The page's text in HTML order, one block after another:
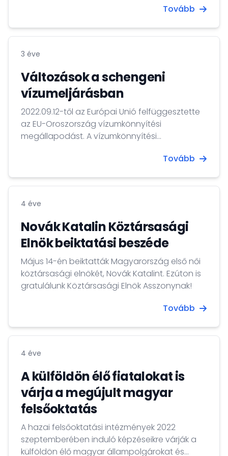
és a Nemzeti Közszolgálati Egyetem szakmai
Tovább
3 éve
Változások a schengeni
vízumeljárásban
2022.09.12-től az Európai Unió felfüggesztette
az EU-Oroszország vízumkönnyítési
megállapodást. A vízumkönnyítési
schengeni vízumkiadás a Vízumkódex előírásai
Tovább
4 éve
Novák Katalin Köztársasági
Elnök beiktatási beszéde
Május 14-én beiktatták Magyarország első női
köztársasági elnökét, Novák Katalint. Ezúton is
gratulálunk Köztársasági Elnök Asszonynak!
Tovább
4 éve
A külföldön élő fiatalokat is
várja a megújult magyar
felsőoktatás
A hazai felsőoktatási intézmények 2022
szeptemberében induló képzéseikre várják a
külföldön élő magyar állampolgárokat és